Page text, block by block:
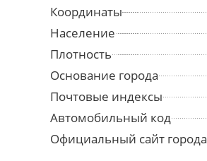
Координаты
Население
Плотность
Основание города
Почтовые индексы
Автомобильный код
Официальный сайт города